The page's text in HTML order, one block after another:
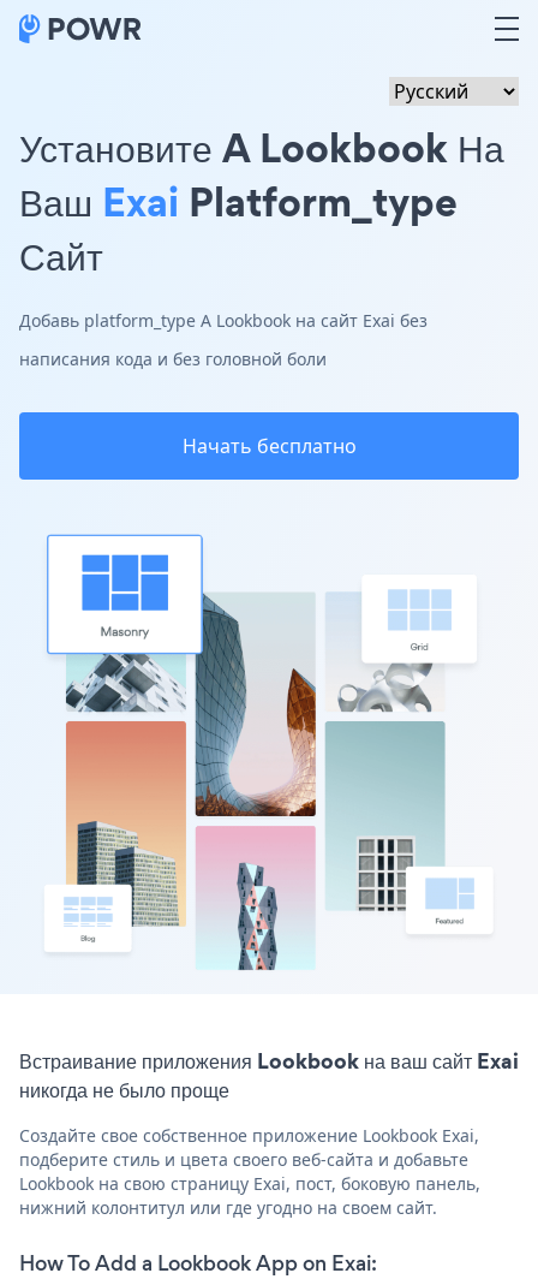
Установите A Lookbook На
Ваш Exai Platform_type
Сайт
Добавь platform_type A Lookbook на сайт Exai без
написания кода и без головной боли
Начать бесплатно
Встраивание приложения Lookbook на ваш сайт Exai
никогда не было проще
Создайте свое собственное приложение Lookbook Exai,
подберите стиль и цвета своего веб-сайта и добавьте
Lookbook на свою страницу Exai, пост, боковую панель,
нижний колонтитул или где угодно на своем сайт.
How To Add a Lookbook App on Exai: